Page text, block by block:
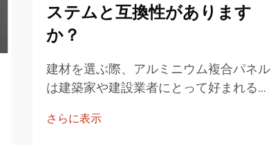
ステムと互換性があります
か？
建材を選ぶ際、アルミニウム複合パネル
は建築家や建設業者にとって好まれる選
る中で、LUCKYBONDのアルミニウム
さらに表示